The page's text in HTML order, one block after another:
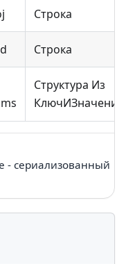
Строка
Строка
Структура Из
КлючИЗначение
- сериализованный